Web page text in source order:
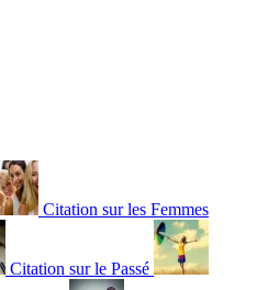
Citation sur les Femmes
Citation sur le Passé